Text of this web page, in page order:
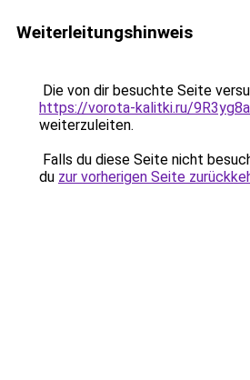
Weiterleitungshinweis
Die von dir besuchte Seite
https://vorota-kalitki.ru/
weiterzuleiten.
Falls du diese Seite nicht
du zur vorherigen Seite